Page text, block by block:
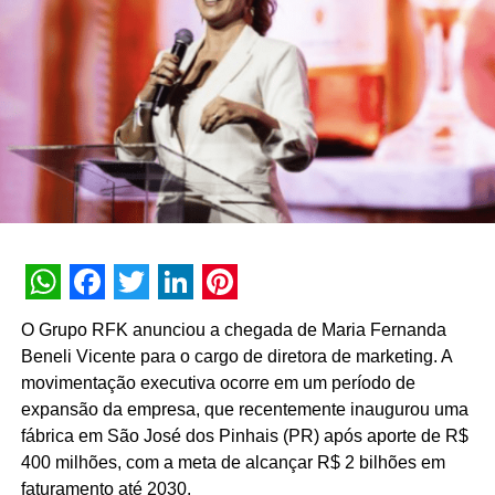
implementando novas metodologias operacionais e
gestão de novos modelos de negócio.
Recentemente a BFerraz lançou para o mercado seu
novo posicionamento Impact + Entertain + Sell. A agência
vem passando por um processo de produtização, o que a
permite entregar projetos mais plurais, mais ágeis e com
múltiplas formatações, de uma campanha com lógica
programática na tv até uma experiência com lente
uma marca, levar uma marca para o metaverso e ainda
criar formatos de conteúdos e entretenimento originais.
Uma criatividade que vai além da excelência que a
agência possui em criar experiência.
TÓPICOS RELACIONADOS: DESTAQUE
A SEGUIR
BigDay anuncia Thiago Rodrigues como chief
WhatsApp
Facebook
Twitter
LinkedIn
Pinterest
O Grupo RFK anunciou a chegada de Maria Fernanda
Beneli Vicente para o cargo de diretora de marketing. A
movimentação executiva ocorre em um período de
expansão da empresa, que recentemente inaugurou uma
fábrica em São José dos Pinhais (PR) após aporte de R$
400 milhões, com a meta de alcançar R$ 2 bilhões em
faturamento até 2030.